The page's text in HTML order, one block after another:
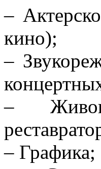
–
кино);
–
–
– Графика;